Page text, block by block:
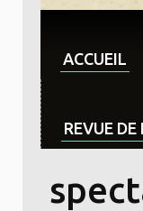
ACCUEIL
REVUE DE